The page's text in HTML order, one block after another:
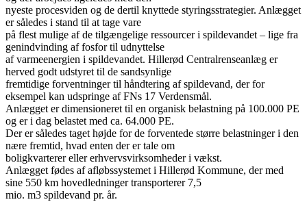
nyeste procesviden og de dertil knyttede styringsstrategier. Anlægget
er således i stand til at tage vare
på flest mulige af de tilgængelige ressourcer i spildevandet – lige fra
genindvinding af fosfor til udnyttelse
af varmeenergien i spildevandet. Hillerød Centralrenseanlæg er
herved godt udstyret til de sandsynlige
fremtidige forventninger til håndtering af spildevand, der for
eksempel kan udspringe af FNs 17 Verdensmål.
Anlægget er dimensioneret til en organisk belastning på 100.000 PE
og er i dag belastet med ca. 64.000 PE.
Der er således taget højde for de forventede større belastninger i den
nære fremtid, hvad enten der er tale om
boligkvarterer eller erhvervsvirksomheder i vækst.
Anlægget fødes af afløbssystemet i Hillerød Kommune, der med
sine 550 km hovedledninger transporterer 7,5
mio. m3 spildevand pr. år.